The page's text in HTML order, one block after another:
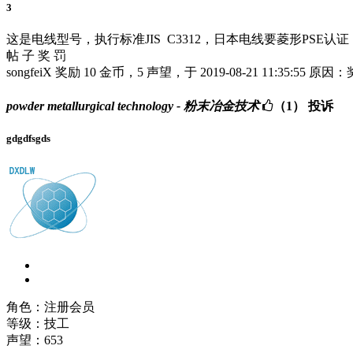
3
这是电线型号，执行标准JIS C3312，日本电线要菱形PSE认证
帖 子 奖 罚
songfeiX 奖励 10 金币，5 声望，于 2019-08-21 11:35:55 原因：
powder metallurgical technology - 粉末冶金技术 （1） 投诉
gdgdfsgds
角色：注册会员
等级：技工
声望： 653